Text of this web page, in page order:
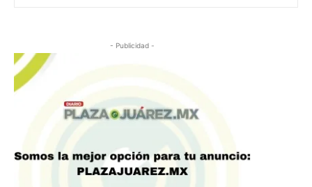
- Publicidad -